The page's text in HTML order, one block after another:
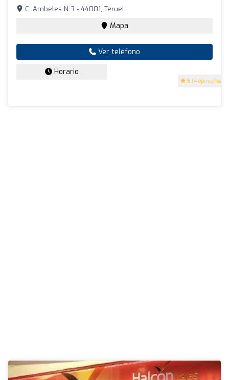
5 (4 opiniones)
C. Ambeles N 3 - 44001, Teruel
Mapa
Ver teléfono
Horario